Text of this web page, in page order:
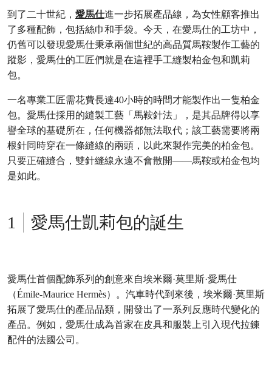
到了二十世紀， 愛馬仕進一步拓展產品線，為女性顧客推出
了多種配飾，包括絲巾和手袋。今天，在愛馬仕的工坊中，
仍舊可以發現愛馬仕秉承兩個世紀的高品質馬鞍製作工藝的
蹤影，愛馬仕的工匠們就是在這裡手工縫製柏金包和凱莉
包。
一名專業工匠需花費長達40小時的時間才能製作出一隻柏金
包。愛馬仕採用的縫製工藝「馬鞍針法」，是其品牌得以享
譽全球的基礎所在，任何機器都無法取代；該工藝需要將兩
根針同時穿在一條縫線的兩頭，以此來製作完美的柏金包。
只要正確縫合，雙針縫線永遠不會散開——馬鞍或柏金包均
是如此。
愛馬仕凱莉包的誕生
愛馬仕首個配飾系列的創意來自埃米爾·莫里斯·愛馬仕
（Émile-Maurice Hermès）。汽車時代到來後，埃米爾·莫里斯
拓展了愛馬仕的產品品類，開發出了一系列反應時代變化的
產品。例如，愛馬仕成為首家在皮具和服裝上引入現代拉鍊
配件的法國公司。